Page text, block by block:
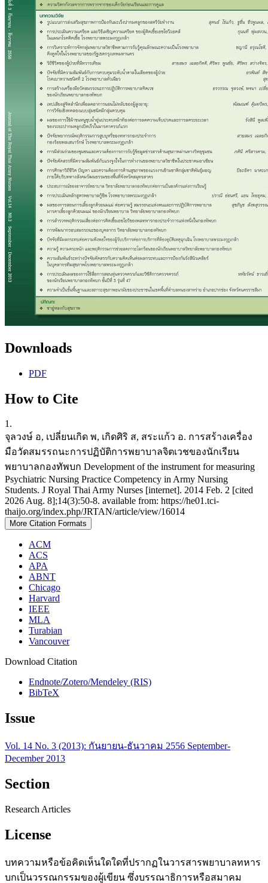
Downloads
PDF
How to Cite
1.
จุลวงษ์ อ, เปลี่ยนเกิด พ, เกิดศิริ ส, สระแก้ว อ. การสร้างเครื่อง
มือวัดสมรรถนะการปฏิบัติการพยาบาลจิตเวชของนักเรียน
พยาบาลกองทัพบก Development of the instrument for measuring
Psychiatric Nursing Practice Competency in Army Nursing
Students. J Royal Thai Army Nurses [internet]. 2014 Feb. 2 [cited
2026 Aug. 8];14(3):50-8. available from: https://he01.tci-
thaijo.org/index.php/JRTAN/article/view/16014
More Citation Formats
ACM
ACS
APA
ABNT
Chicago
Harvard
IEEE
MLA
Turabian
Vancouver
Download Citation
Endnote/Zotero/Mendeley (RIS)
BibTeX
Issue
Vol. 14 No. 3 (2013): กันยายน-ธันวาคม 2556 September-
December 2013
Section
Research Articles
License
บทความหรือข้อคิดเห็นใดใดที่ปรากฏในวารสารพยาบาลทหาร
บกเป็นวรรณกรรมของผู้เขียน ซึ่งบรรณาธิการหรือสมาคม